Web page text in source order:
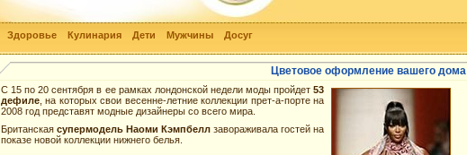
Здоровье Кулинария Дети Мужчины Досуг
Цветовое оформление вашего дома
С 15 по 20 сентября в ее рамках лондонской недели моды пройдет 53
дефиле , на которых свои весенне-летние коллекции прет-а-порте на
2008 год представят модные дизайнеры со всего мира.
Британская супермодель Наоми Кэмпбелл завораживала гостей на
показе новой коллекции нижнего белья.